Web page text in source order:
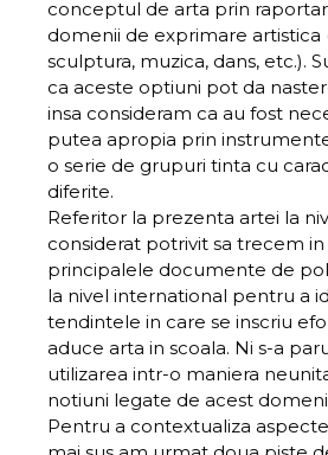
conceptul de arta prin
domenii de exprimare artistica
sculptura, muzica, dans, etc.).
ca aceste optiuni pot da
insa consideram ca au fost
putea apropia prin
o serie de grupuri tinta cu
diferite.
Referitor la prezenta artei la
considerat potrivit sa trecem in
principalele documente de
la nivel international pentru a
tendintele in care se inscriu
aduce arta in scoala. Ni s-a
utilizarea intr-o maniera
notiuni legate de acest
Pentru a contextualiza